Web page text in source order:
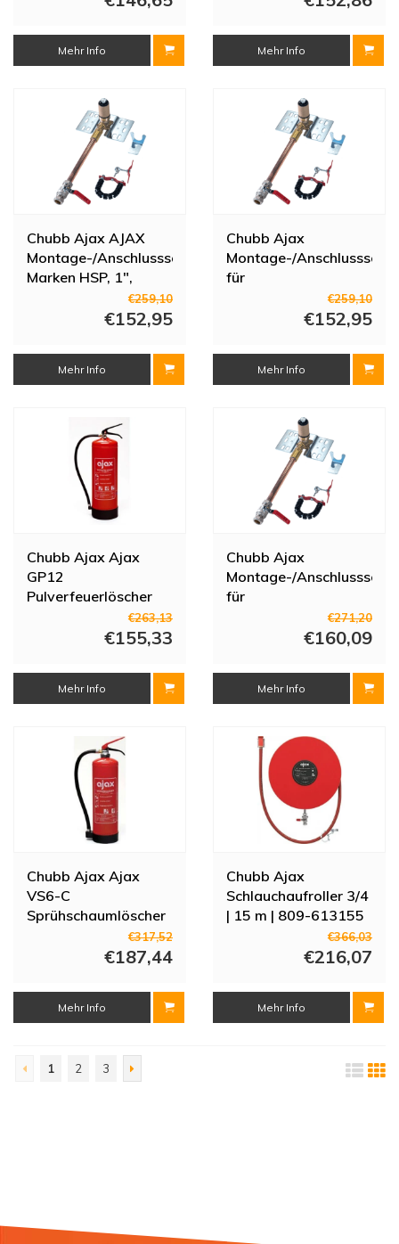
Mehr Info Mehr Info
Chubb Ajax AJAX
Montage-/Anschlussset
Marken HSP, 1",
Klemme, m/afsl€259,10
€152,95
Mehr Info
Chubb Ajax
Montage-/Anschlussset
für
Feuerwehrschlauchhaspel
| Messing | 1" |
Absperrventil
€259,10
€152,95
Mehr Info
Chubb Ajax Ajax
GP12
Pulverfeuerlöscher
mit Druckmesser | 12
kg | 809-193012
€263,13
€155,33
Mehr Info
Chubb Ajax
Montage-/Anschlussset
für
Feuerwehrschlauchhaspel
| Edelstahl | 3/4"-
Absperrventil
€271,20
€160,09
Mehr Info
Chubb Ajax Ajax
VS6-C
Sprühschaumlöscher
frostbeständig | 6
Liter | 809-188726
€317,52
€187,44
Mehr Info
Chubb Ajax
Schlauchaufroller 3/4
| 15 m | 809-613155
€366,03
€216,07
Mehr Info
1 2 3